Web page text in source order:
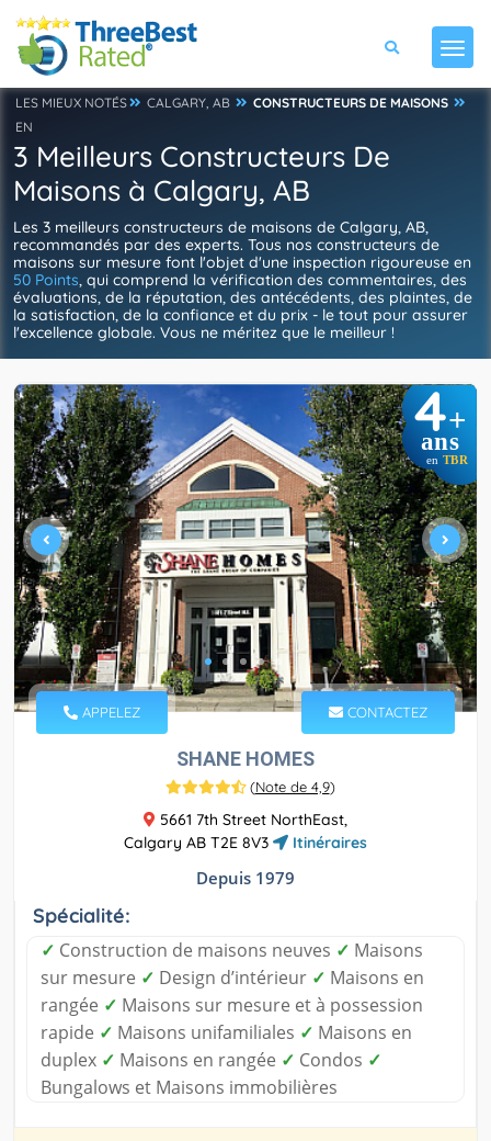
LES MIEUX NOTÉS CALGARY, AB
CONSTRUCTEURS DE MAISONS
EN
3 Meilleurs Constructeurs De
Maisons à Calgary, AB
Les 3 meilleurs constructeurs de maisons de Calgary, AB,
recommandés par des experts. Tous nos constructeurs de
maisons sur mesure font l'objet d'une inspection rigoureuse en
50 Points, qui comprend la vérification des commentaires, des
évaluations, de la réputation, des antécédents, des plaintes, de
la satisfaction, de la confiance et du prix - le tout pour assurer
l'excellence globale. Vous ne méritez que le meilleur !
4+
ans
en TBR
APPELEZ CONTACTEZ
SHANE HOMES
(Note de 4,9)
5661 7th Street NorthEast,
Calgary AB T2E 8V3
Itinéraires
Depuis 1979
Spécialité:
✓ Construction de maisons neuves ✓ Maisons
sur mesure ✓ Design d’intérieur ✓ Maisons en
rangée ✓ Maisons sur mesure et à possession
rapide ✓ Maisons unifamiliales ✓ Maisons en
duplex ✓ Maisons en rangée ✓ Condos ✓
Bungalows et Maisons immobilières